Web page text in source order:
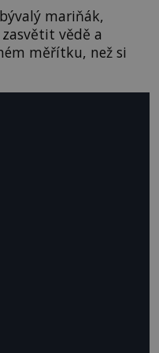
bývalý mariňák,
vědě a
měřítku, než si